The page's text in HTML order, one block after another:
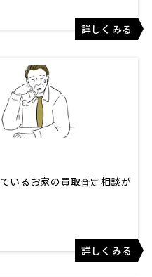
詳しくみる
いるお家の買取査定相談が
詳しくみる